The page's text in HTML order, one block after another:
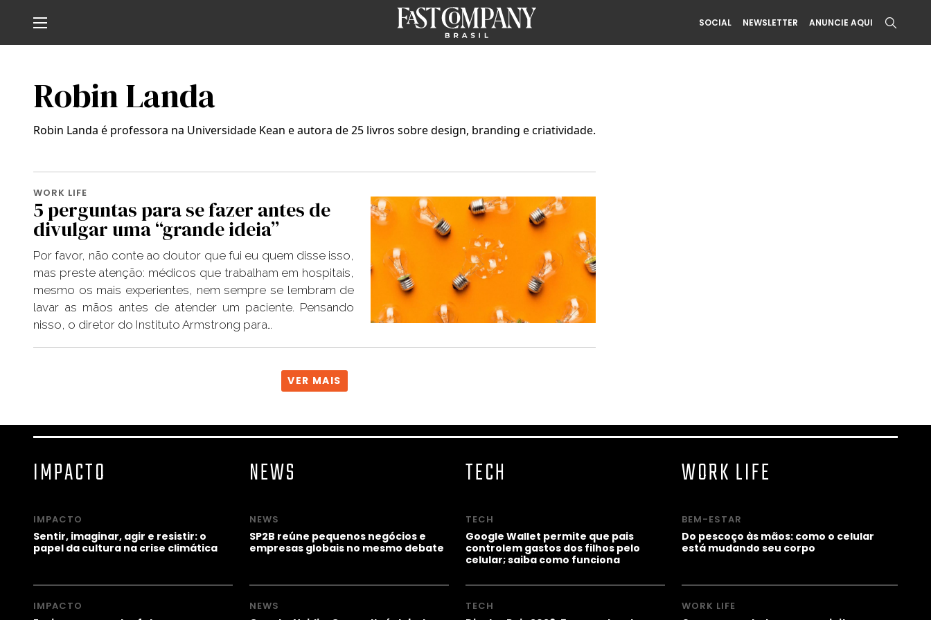
SOCIAL NEWSLETTER ANUNCIE AQUI
Robin Landa
Robin Landa é professora na Universidade Kean e autora de 25 livros sobre design, branding e criatividade.
WORK LIFE
5 perguntas para se fazer antes de
divulgar uma “grande ideia”
Por favor, não conte ao doutor que fui eu quem disse isso,
mas preste atenção: médicos que trabalham em hospitais,
mesmo os mais experientes, nem sempre se lembram de
lavar as mãos antes de atender um paciente. Pensando
nisso, o diretor do Instituto Armstrong para…
VER MAIS
IMPACTO
IMPACTO
Sentir, imaginar, agir e resistir: o
papel da cultura na crise climática
IMPACTO
NEWS
NEWS
SP2B reúne pequenos negócios e
empresas globais no mesmo debate
NEWS
TECH
TECH
Google Wallet permite que pais
controlem gastos dos filhos pelo
celular; saiba como funciona
TECH
WORK LIFE
BEM-ESTAR
Do pescoço às mãos: como o celular
está mudando seu corpo
WORK LIFE